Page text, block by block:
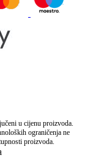
u cijenu proizvoda.
ograničenja ne
proizvoda.